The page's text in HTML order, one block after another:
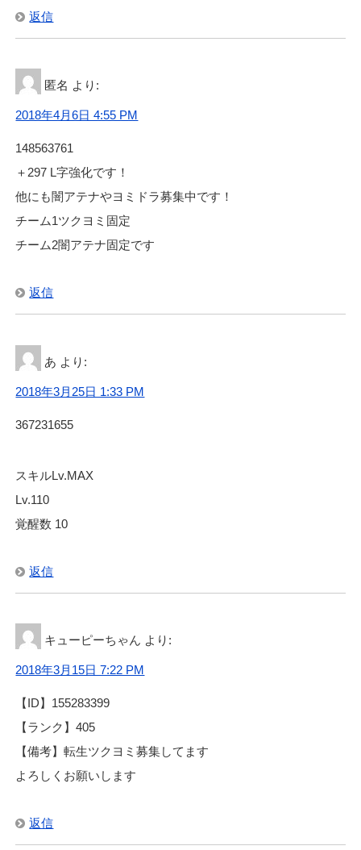
返信
匿名 より:
2018年4月6日 4:55 PM
148563761
＋297 L字強化です！
他にも闇アテナやヨミドラ募集中です！
チーム1ツクヨミ固定
チーム2闇アテナ固定です
返信
あ より:
2018年3月25日 1:33 PM
367231655
スキルLv.MAX
Lv.110
覚醒数 10
返信
キューピーちゃん より:
2018年3月15日 7:22 PM
【ID】155283399
【ランク】405
【備考】転生ツクヨミ募集してます
よろしくお願いします
返信